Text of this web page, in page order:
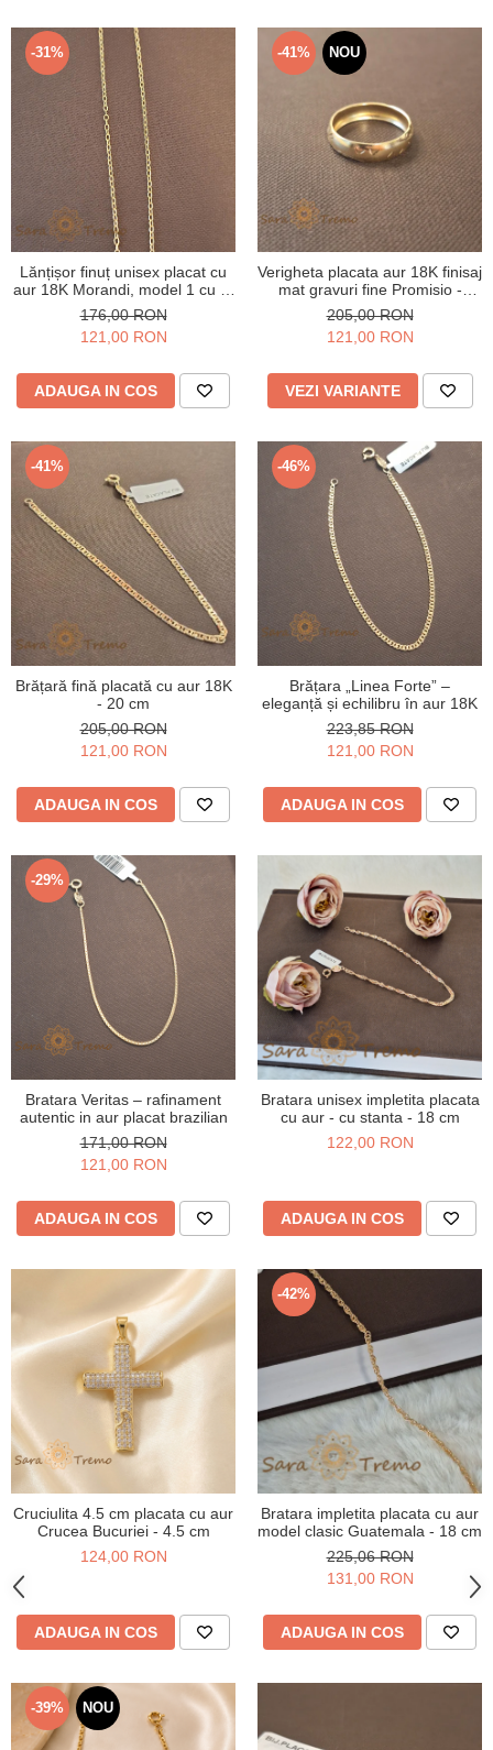
-31%
Lănțișor finuț unisex placat cu
aur 18K Morandi, model 1 cu 1,
45 cm
176,00 RON
121,00 RON
ADAUGA IN COS
-41% NOU
Verigheta placata aur 18K finisaj
mat gravuri fine Promisio -
latime 4 mm
205,00 RON
121,00 RON
VEZI VARIANTE
-41%
Brățară fină placată cu aur 18K
- 20 cm
205,00 RON
121,00 RON
ADAUGA IN COS
-46%
Brățara „Linea Forte” –
eleganță și echilibru în aur 18K
223,85 RON
121,00 RON
ADAUGA IN COS
-29%
Bratara Veritas – rafinament
autentic in aur placat brazilian
171,00 RON
121,00 RON
ADAUGA IN COS
Bratara unisex impletita placata
cu aur - cu stanta - 18 cm
122,00 RON
ADAUGA IN COS
Cruciulita 4.5 cm placata cu aur
Crucea Bucuriei - 4.5 cm
124,00 RON
ADAUGA IN COS
-42%
Bratara impletita placata cu aur
model clasic Guatemala - 18 cm
225,06 RON
131,00 RON
ADAUGA IN COS
-39% NOU